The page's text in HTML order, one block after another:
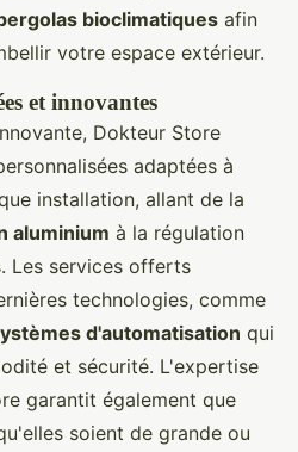
bioclimatiques afin
votre espace extérieur.
et innovantes
Dokteur Store
adaptées à
installation, allant de la
aluminium à la régulation
Les services offerts
technologies, comme
d'automatisation qui
et sécurité. L'expertise
garantit également que
soient de grande ou